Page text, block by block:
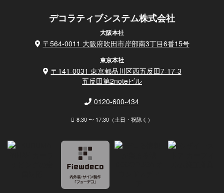
デコラティブシステム株式会社
大阪本社
〒564-0011 大阪府吹田市岸部南3丁目6番15号
東京本社
〒141-0031 東京都品川区西五反田7-17-3
五反田第2noteビル
0120-600-434
8:30 〜 17:30（土日・祝除く）